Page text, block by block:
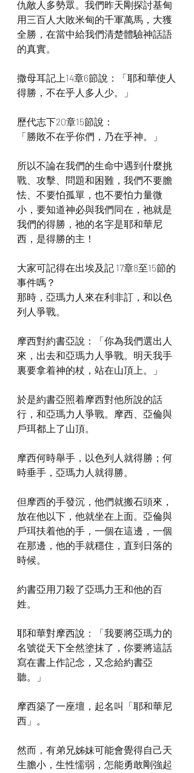
仇敵人多勢眾。我們昨天剛探討基甸
用三百人大敗米甸的千軍萬馬，大獲
全勝，在當中給我們清楚體驗神話語
的真實。
撒母耳記上14章6節說：「耶和華使人
得勝，不在乎人多人少。」
歷代志下20章15節說：
「勝敗不在乎你們，乃在乎神。」
所以不論在我們的生命中遇到什麼挑
戰、攻擊、問題和困難，我們不要膽
怯、不要怕孤單，也不要怕力量微
小，要知道神必與我們同在，祂就是
我們的得勝，祂的名字是耶和華尼
西，是得勝的主！
大家可記得在出埃及記 17章8至15節的
事件嗎？
那時，亞瑪力人來在利非訂，和以色
列人爭戰。
摩西對約書亞說：「你為我們選出人
來，出去和亞瑪力人爭戰。明天我手
裏要拿着神的杖，站在山頂上。」
於是約書亞照着摩西對他所說的話
行，和亞瑪力人爭戰。摩西、亞倫與
戶珥都上了山頂。
摩西何時舉手，以色列人就得勝；何
時垂手，亞瑪力人就得勝。
但摩西的手發沉，他們就搬石頭來，
放在他以下，他就坐在上面。亞倫與
戶珥扶着他的手，一個在這邊，一個
在那邊，他的手就穩住，直到日落的
時候。
約書亞用刀殺了亞瑪力王和他的百
姓。
耶和華對摩西說：「我要將亞瑪力的
名號從天下全然塗抹了，你要將這話
寫在書上作記念，又念給約書亞
聽。」
摩西築了一座壇，起名叫「耶和華尼
西」。
然而，有弟兄姊妹可能會覺得自己天
生膽小，生性懦弱，怎能勇敢剛強起